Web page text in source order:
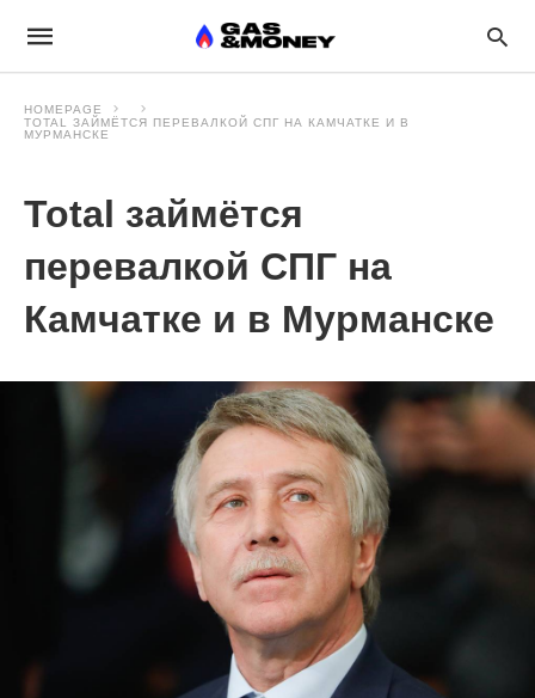
HOMEPAGE
TOTAL ЗАЙМЁТСЯ ПЕРЕВАЛКОЙ СПГ НА КАМЧАТКЕ И В
МУРМАНСКЕ
Total займётся
перевалкой СПГ на
Камчатке и в Мурманске